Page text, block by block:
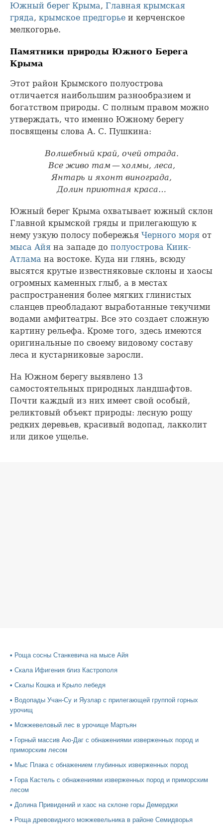
Южный берег Крыма , Главная крымская
гряда , крымское предгорье и керченское
мелкогорье.
Памятники природы Южного Берега
Крыма
Этот район Крымского полуострова
отличается наибольшим разнообразием и
богатством природы. С полным правом можно
утверждать, что именно Южному берегу
посвящены слова А. С. Пушкина:
Волшебный край, очей отрада.
Все живо там — холмы, леса,
Янтарь и яхонт винограда,
Долин приютная краса…
Южный берег Крыма охватывает южный склон
Главной крымской гряды и прилегающую к
нему узкую полосу побережья Черного моря от
мыса Айя на западе до полуострова Киик-
Атлама на востоке. Куда ни глянь, всюду
высятся крутые известняковые склоны и хаосы
огромных каменных глыб, а в местах
распространения более мягких глинистых
сланцев преобладают выработанные текучими
водами амфитеатры. Все это создает сложную
картину рельефа. Кроме того, здесь имеются
оригинальные по своему видовому составу
леса и кустарниковые заросли.
На Южном берегу выявлено 13
самостоятельных природных ландшафтов.
Почти каждый из них имеет свой особый,
реликтовый объект природы: лесную рощу
редких деревьев, красивый водопад, лакколит
или дикое ущелье.
• Роща сосны Станкевича на мысе Айя
• Скала Ифигения близ Кастрополя
• Скалы Кошка и Крыло лебедя
• Водопады Учан-Су и Яузлар с прилегающей группой горных
урочищ
• Можжевеловый лес в урочище Мартьян
• Горный массив Аю-Даг с обнажениями изверженных пород и
приморским лесом
• Мыс Плака с обнажением глубинных изверженных пород
• Гора Кастель с обнажениями изверженных пород и приморским
лесом
• Долина Привидений и хаос на склоне горы Демерджи
• Роща древовидного можжевельника в районе Семидворья